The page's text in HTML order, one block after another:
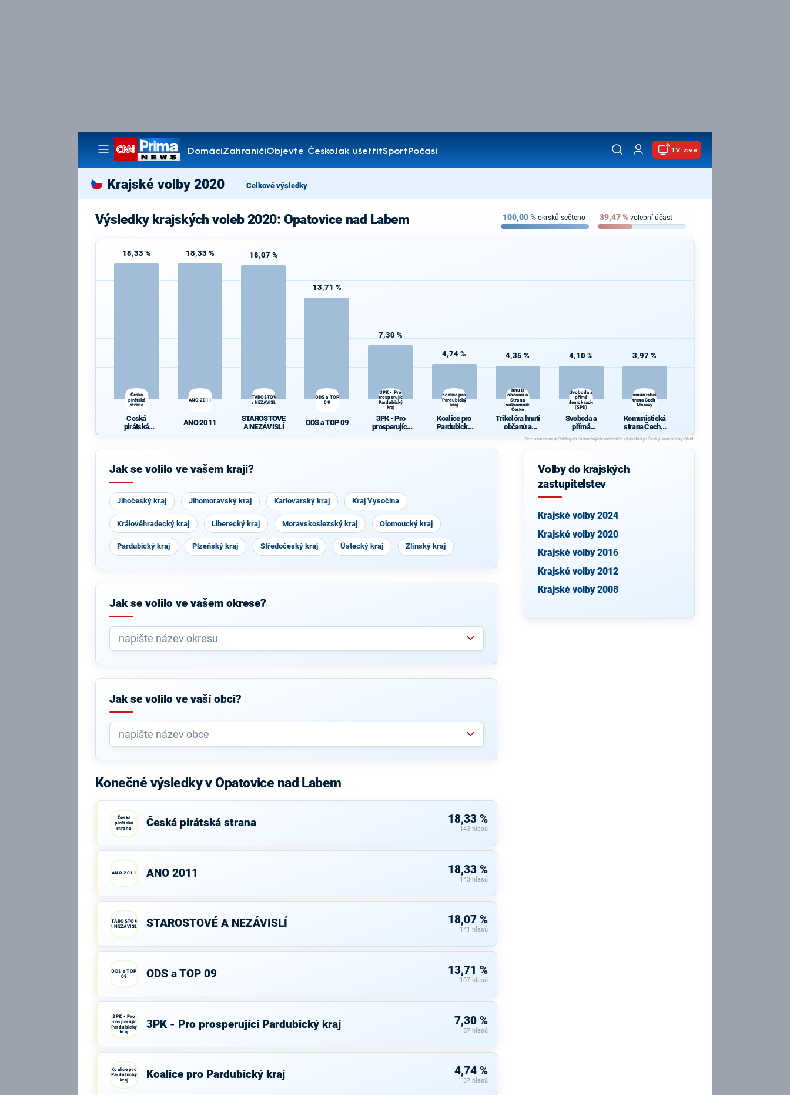
DomácíZahraničíObjevte ČeskoJak ušetřitSportPočasí
Pořady
TV živě
Krajské volby 2020 Celkové výsledky
Výsledky krajských voleb 2020: Opatovice nad Labem 100,00% okrsků sečteno 39,47% volební účast
18,33 %
Česká
pirátská
strana
Česká
pirátská
18,33 %
ANO 2011
ANO 2011
18,07 %
STAROSTOVÉ
A NEZÁVISLÍ
STAROSTOVÉ
A NEZÁVISLÍ
13,71 %
ODS a TOP
09
ODS a TOP 09
7,30 %
3PK - Pro
prosperující
Pardubický
kraj
3PK - Pro
prosperující
4,74 %
Koalice pro
Pardubický
kraj
Koalice pro
Pardubický
kraj
4,35 %
hnutí
občanů a
Strana
soukromníků
České
republiky
Trikolóra hnutí
občanů a
Strana
soukromníků
České
4,10 %
Svoboda a
přímá
demokracie
(SPD)
Svoboda a
přímá
demokracie
(SPD)
3,97 %
Komunistická
strana Čech a
Moravy
Komunistická
strana Čech a
Moravy
Jak se volilo ve vašem kraji?
Jihočeský kraj Jihomoravský kraj Karlovarský kraj Kraj Vysočina
Královéhradecký kraj Liberecký kraj Moravskoslezský kraj Olomoucký kraj
Pardubický kraj Plzeňský kraj Středočeský kraj Ústecký kraj Zlínský kraj
Jak se volilo ve vašem okrese?
Jak se volilo ve vaší obci?
Konečné výsledky v Opatovice nad Labem
Česká
pirátská
strana
Česká pirátská strana 18,33 %
143 hlasů
ANO 2011 ANO 2011 18,33 %
143 hlasů
STAROSTOVÉ
A NEZÁVISLÍ
STAROSTOVÉ A NEZÁVISLÍ 18,07 %
141 hlasů
ODS a TOP
09
ODS a TOP 09 13,71 %
107 hlasů
3PK - Pro
prosperující
Pardubický
kraj
3PK - Pro prosperující Pardubický kraj 7,30 %
57 hlasů
Koalice pro
Pardubický
kraj
Koalice pro Pardubický kraj 4,74 %
37 hlasů
Volby do krajských
zastupitelstev
Krajské volby 2024
Krajské volby 2020
Krajské volby 2016
Krajské volby 2012
Krajské volby 2008